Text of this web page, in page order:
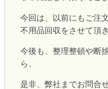
今回は、以前にもご注
不用品回収をさせて頂
今後も、整理整頓や断
ら、
是非、弊社までお問合